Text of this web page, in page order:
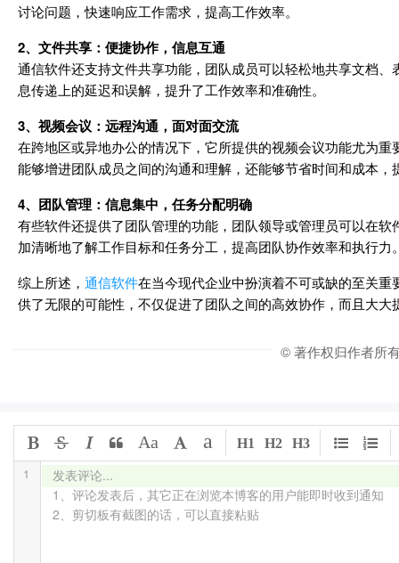
讨论问题，快速响应工作需求，提高工作效率。
2、文件共享：便捷协作，信息互通
通信软件还支持文件共享功能，团队成员可以轻松地共享文档
息传递上的延迟和误解，提升了工作效率和准确性。
3、视频会议：远程沟通，面对面交流
在跨地区或异地办公的情况下，它所提供的视频会议功能尤为
能够增进团队成员之间的沟通和理解，还能够节省时间和成本，
4、团队管理：信息集中，任务分配明确
有些软件还提供了团队管理的功能，团队领导或管理员可以在
加清晰地了解工作目标和任务分工，提高团队协作效率和执行力
综上所述， 通信软件在当今现代企业中扮演着不可或缺的至关
供了无限的可能性，不仅促进了团队之间的高效协作，而且大
© 著作权归作者所
发表评论...
1、评论发表后，其它正在浏览本博客的用户能即时收到通知
2、剪切板有截图的话，可以直接粘贴
1
Aa a H1 H2 H3